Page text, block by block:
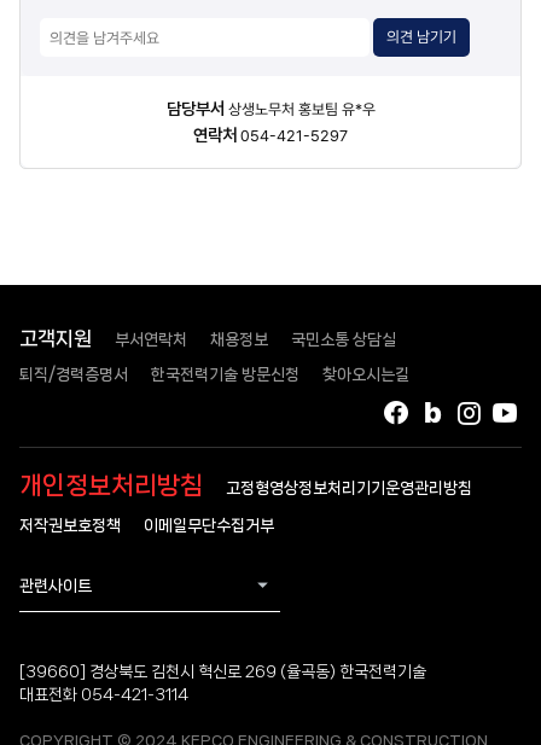
의견 남기기
담당부서 상생노무처 홍보팀 유*우
연락처 054-421-5297
고객지원 부서연락처 채용정보 국민소통 상담실
퇴직/경력증명서 한국전력기술 방문신청 찾아오시는길
인스
블로그
페이스북
개인정보처리방침 고정형영상정보처리기기운영관리방침
저작권보호정책 이메일무단수집거부
관련사이트
[39660] 경상북도 김천시 혁신로 269 (율곡동) 한국전력기술
대표전화 054-421-3114
COPYRIGHT © 2024 KEPCO ENGINEERING & CONSTRUCTION